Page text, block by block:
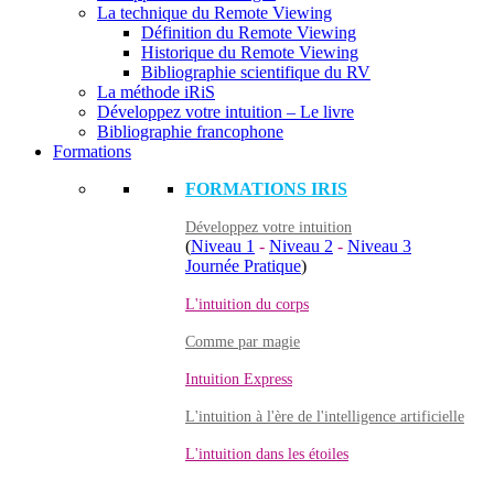
La technique du Remote Viewing
Définition du Remote Viewing
Historique du Remote Viewing
Bibliographie scientifique du RV
La méthode iRiS
Développez votre intuition – Le livre
Bibliographie francophone
Formations
FORMATIONS IRIS
Développez votre intuition
(Niveau 1 - Niveau 2 - Niveau 3
Journée Pratique)
L'intuition du corps
Comme par magie
Intuition Express
L'intuition à l'ère de l'intelligence artificielle
L'intuition dans les étoiles